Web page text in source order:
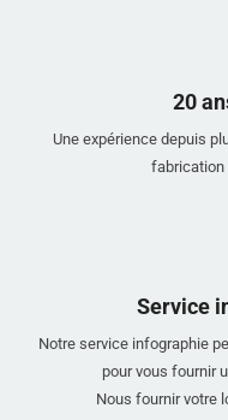
20
Une expérience depuis
fabrication
Service
Notre service infographie
pour vous fournir
Nous fournir votre